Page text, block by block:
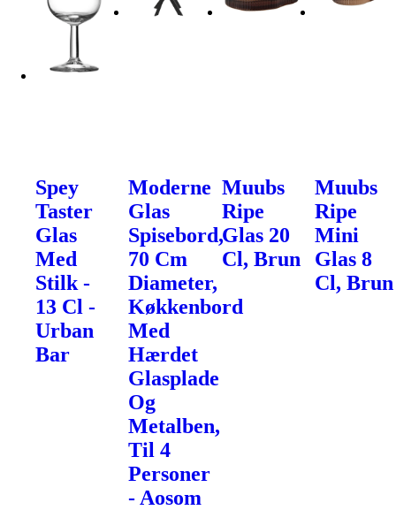
Spey
Taster
Glas
Med
Stilk -
13 Cl -
Urban
Bar
Moderne
Glas
Spisebord,
70 Cm
Diameter,
Køkkenbord
Med
Hærdet
Glasplade
Og
Metalben,
Til 4
Personer
- Aosom
Muubs
Ripe
Glas 20
Cl, Brun
Muubs
Ripe
Mini
Glas 8
Cl, Brun